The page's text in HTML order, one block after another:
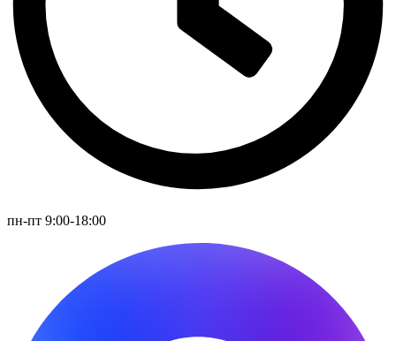
пн-пт 9:00-18:00